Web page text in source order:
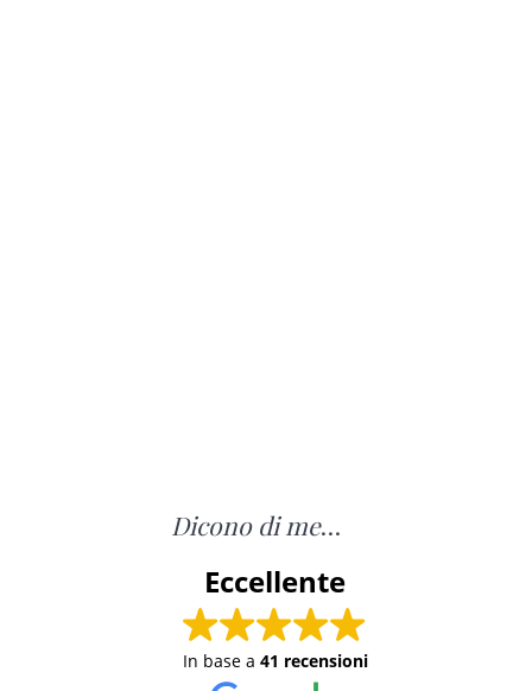
Dicono di me…
Eccellente
In base a 41 recensioni